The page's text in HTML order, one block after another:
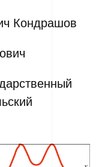
Кондрашов